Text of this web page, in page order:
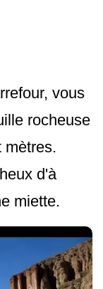
vous
rocheuse
mètres.
d'à
miette.